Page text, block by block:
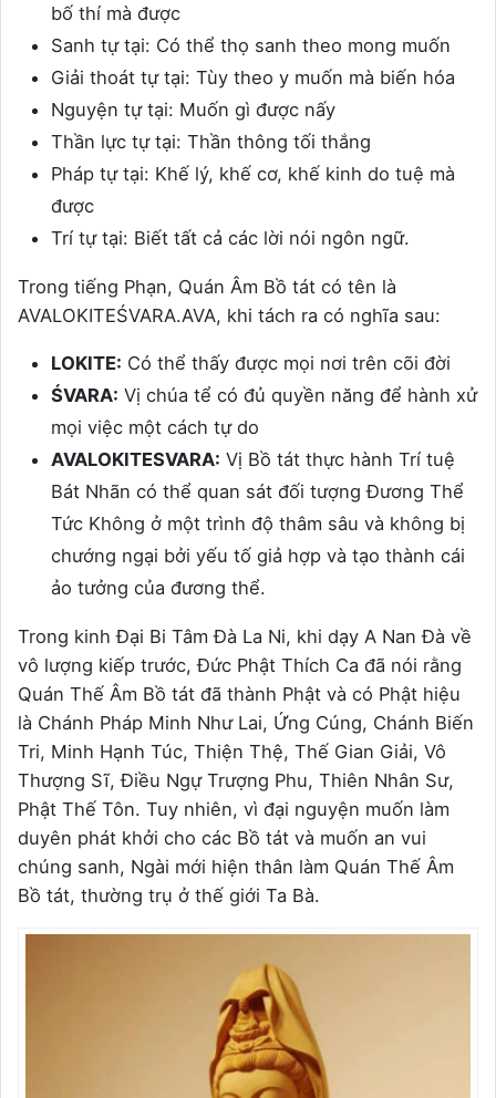
bố thí mà được
Sanh tự tại: Có thể thọ sanh theo mong muốn
Giải thoát tự tại: Tùy theo y muốn mà biến hóa
Nguyện tự tại: Muốn gì được nấy
Thần lực tự tại: Thần thông tối thắng
Pháp tự tại: Khế lý, khế cơ, khế kinh do tuệ mà
được
Trí tự tại: Biết tất cả các lời nói ngôn ngữ.
Trong tiếng Phạn, Quán Âm Bồ tát có tên là
AVALOKITEŚVARA.AVA, khi tách ra có nghĩa sau:
LOKITE: Có thể thấy được mọi nơi trên cõi đời
ŚVARA: Vị chúa tể có đủ quyền năng để hành xử
mọi việc một cách tự do
AVALOKITESVARA: Vị Bồ tát thực hành Trí tuệ
Bát Nhãn có thể quan sát đối tượng Đương Thể
Tức Không ở một trình độ thâm sâu và không bị
chướng ngại bởi yếu tố giả hợp và tạo thành cái
ảo tưởng của đương thể.
Trong kinh Đại Bi Tâm Đà La Ni, khi dạy A Nan Đà về
vô lượng kiếp trước, Đức Phật Thích Ca đã nói rằng
Quán Thế Âm Bồ tát đã thành Phật và có Phật hiệu
là Chánh Pháp Minh Như Lai, Ứng Cúng, Chánh Biến
Tri, Minh Hạnh Túc, Thiện Thệ, Thế Gian Giải, Vô
Thượng Sĩ, Điều Ngự Trượng Phu, Thiên Nhân Sư,
Phật Thế Tôn. Tuy nhiên, vì đại nguyện muốn làm
duyên phát khởi cho các Bồ tát và muốn an vui
chúng sanh, Ngài mới hiện thân làm Quán Thế Âm
Bồ tát, thường trụ ở thế giới Ta Bà.